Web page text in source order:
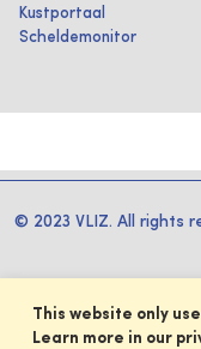
Kustportaal
Scheldemonitor
© 2023 VLIZ. All rights
This website only
Learn more in our